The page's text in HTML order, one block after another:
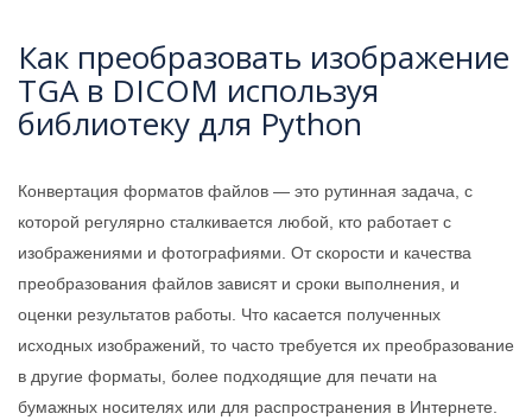
Как преобразовать изображение
TGA в DICOM используя
библиотеку для Python
Конвертация форматов файлов — это рутинная задача, с
которой регулярно сталкивается любой, кто работает с
изображениями и фотографиями. От скорости и качества
преобразования файлов зависят и сроки выполнения, и
оценки результатов работы. Что касается полученных
исходных изображений, то часто требуется их преобразование
в другие форматы, более подходящие для печати на
бумажных носителях или для распространения в Интернете.